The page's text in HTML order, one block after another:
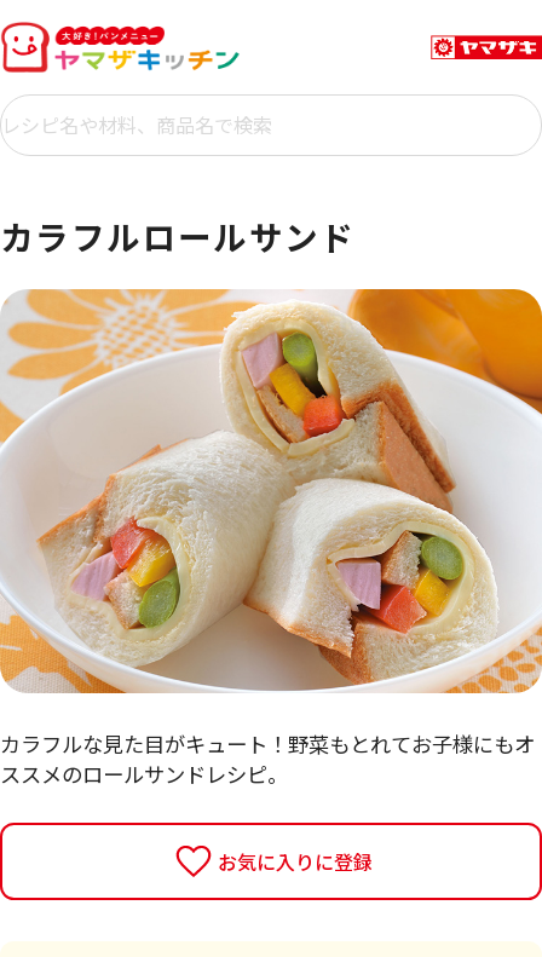
カラフルロールサンド
カラフルな見た目がキュート！野菜もとれてお子様にもオ
ススメのロールサンドレシピ。
お気に入りに登録